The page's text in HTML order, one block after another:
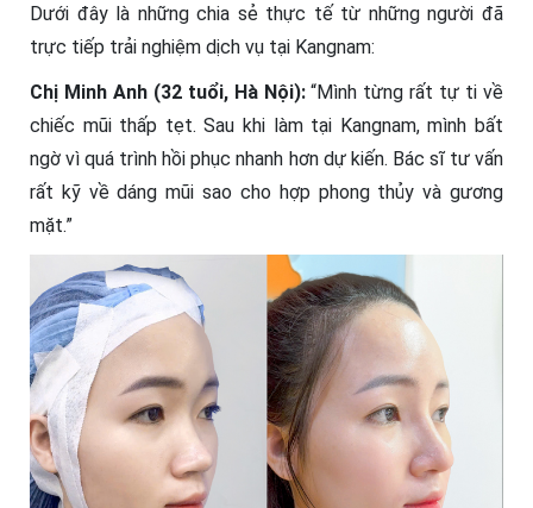
Dưới đây là những chia sẻ thực tế từ những người đã
trực tiếp trải nghiệm dịch vụ tại Kangnam:
Chị Minh Anh (32 tuổi, Hà Nội):“Mình từng rất tự ti về
chiếc mũi thấp tẹt. Sau khi làm tại Kangnam, mình bất
ngờ vì quá trình hồi phục nhanh hơn dự kiến. Bác sĩ tư vấn
rất kỹ về dáng mũi sao cho hợp phong thủy và gương
mặt.”